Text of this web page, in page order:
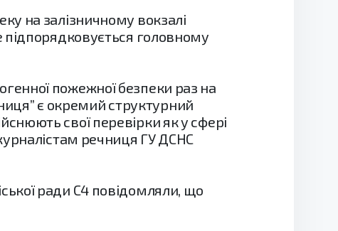
на залізничному вокзалі
підпорядковується головному
пожежної безпеки раз на
є окремий структурний
свої перевірки як у сфері
речниця ГУ ДСНС
ради С4 повідомляли, що